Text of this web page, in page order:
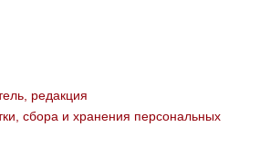
редакция
сбора и хранения персональных